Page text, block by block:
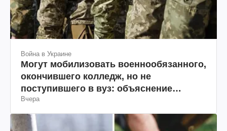
Война в Украине
Могут мобилизовать военнообязанного,
окончившего колледж, но не
поступившего в вуз: объяснение
юриста
Вчера